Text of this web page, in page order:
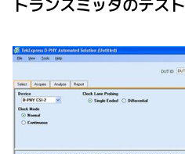
トランスミッタのテスト